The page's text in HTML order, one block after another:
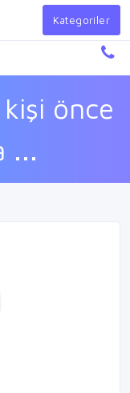
Giriş Yap
önce
...
Kategoriler